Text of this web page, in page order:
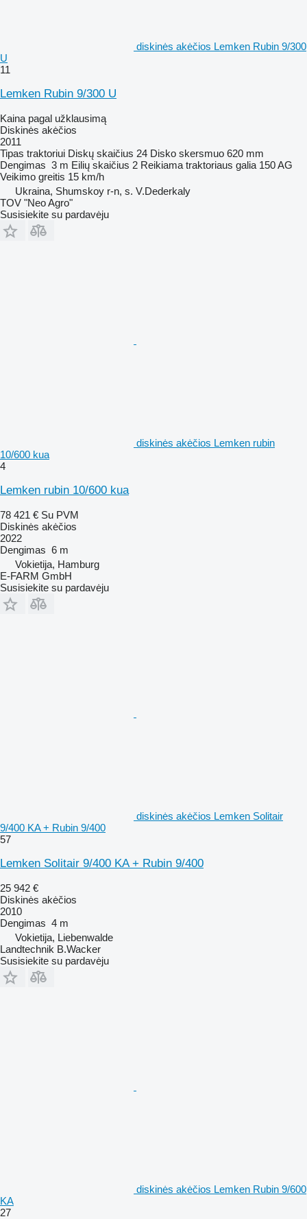
diskinės akėčios Lemken Rubin 9/300
U
11
Lemken Rubin 9/300 U
Kaina pagal užklausimą
Diskinės akėčios
2011
Tipas traktoriui Diskų skaičius 24 Disko skersmuo 620 mm
Dengimas 3 m Eilių skaičius 2 Reikiama traktoriaus galia 150 AG
Veikimo greitis 15 km/h
Ukraina, Shumskoy r-n, s. V.Dederkaly
TOV "Neo Agro"
Susisiekite su pardavėju
diskinės akėčios Lemken rubin
10/600 kua
4
Lemken rubin 10/600 kua
78 421 € Su PVM
Diskinės akėčios
2022
Dengimas 6 m
Vokietija, Hamburg
E-FARM GmbH
Susisiekite su pardavėju
diskinės akėčios Lemken Solitair
9/400 KA + Rubin 9/400
57
Lemken Solitair 9/400 KA + Rubin 9/400
25 942 €
Diskinės akėčios
2010
Dengimas 4 m
Vokietija, Liebenwalde
Landtechnik B.Wacker
Susisiekite su pardavėju
diskinės akėčios Lemken Rubin 9/600
KA
27